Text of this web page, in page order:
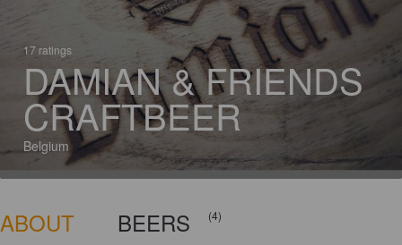
17 ratings
DAMIAN & FRIENDS
CRAFTBEER
Belgium
ABOUT BEERS (4)